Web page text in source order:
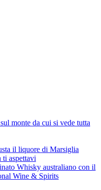
monte da cui si vede tutta
il liquore di Marsiglia
aspettavi
Whisky australiano con il
Wine & Spirits